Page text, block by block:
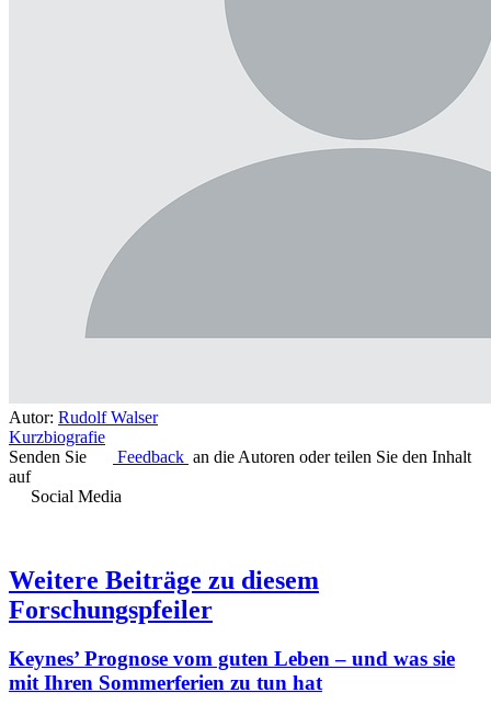
Autor: Rudolf Walser
Kurzbiografie
Senden Sie
Feedback an die Autoren oder teilen Sie den Inhalt
auf
Social Media
Weitere Beiträge zu diesem
Forschungspfeiler
Keynes’ Prognose vom guten Leben – und was sie
mit Ihren Sommerferien zu tun hat